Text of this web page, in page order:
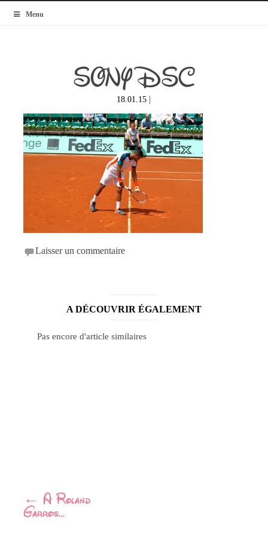
Menu
MyBlogMode
SONY DSC
18.01.15 |
Laisser un commentaire
A DÉCOUVRIR ÉGALEMENT
Pas encore d'article similaires
Navigation
Article
← A Roland
Garros…